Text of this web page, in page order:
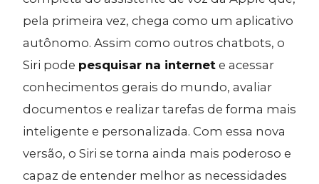
pela primeira vez, chega como um aplicativo
autônomo. Assim como outros chatbots, o
Siri pode pesquisar na internet e acessar
conhecimentos gerais do mundo, avaliar
documentos e realizar tarefas de forma mais
inteligente e personalizada. Com essa nova
versão, o Siri se torna ainda mais poderoso e
capaz de entender melhor as necessidades